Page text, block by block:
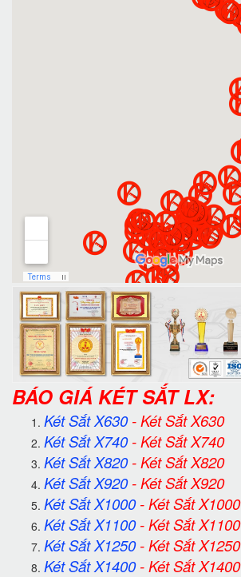
BÁO GIÁ KÉT SẮT LX:
Két Sắt X630-Két Sắt X630
Két Sắt X740-Két Sắt X740
Két Sắt X820-Két Sắt X820
Két Sắt X920-Két Sắt X920
Két Sắt X1000-Két Sắt X1000
Két Sắt X1100-Két Sắt X1100
Két Sắt X1250-Két Sắt X1250
Két Sắt X1400-Két Sắt X1400